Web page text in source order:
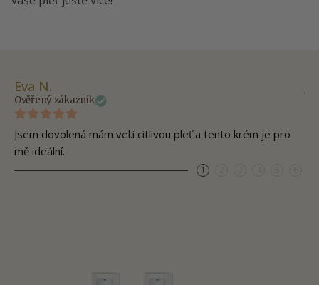
Eva N.
Ověřený zákazník
Jsem dovolená mám vel.i citlivou pleť a tento krém je pro
mě ideální.
1